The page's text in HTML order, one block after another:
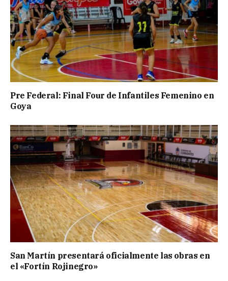
Pre Federal: Final Four de Infantiles Femenino en
Goya
San Martín presentará oficialmente las obras en
el «Fortín Rojinegro»